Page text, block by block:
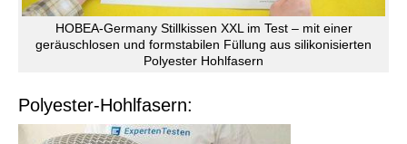
HOBEA-Germany Stillkissen XXL im Test – mit einer
geräuschlosen und formstabilen Füllung aus silikonisierten
Polyester Hohlfasern
Polyester-Hohlfasern: